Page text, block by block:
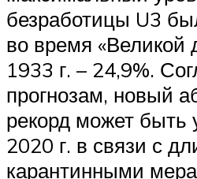
безработицы U3
во время «Великой
1933 г. – 24,9%.
прогнозам, новый
рекорд может быть
2020 г. в связи с
карантинными